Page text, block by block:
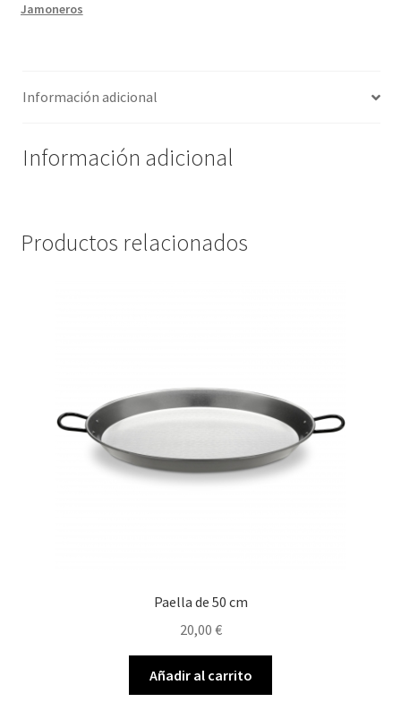
Jamoneros
Información adicional
Información adicional
Productos relacionados
Paella de 50 cm
20,00 €
Añadir al carrito